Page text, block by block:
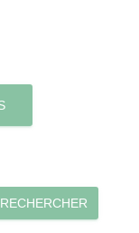
RECHERCHER